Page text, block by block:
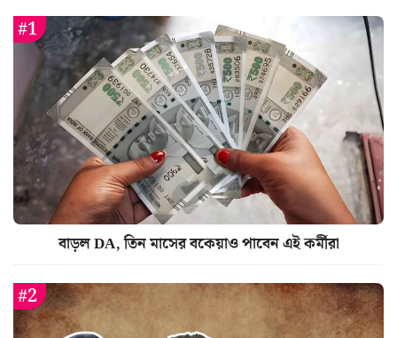
বাড়ল DA, তিন মাসের বকেয়াও পাবেন এই কর্মীরা